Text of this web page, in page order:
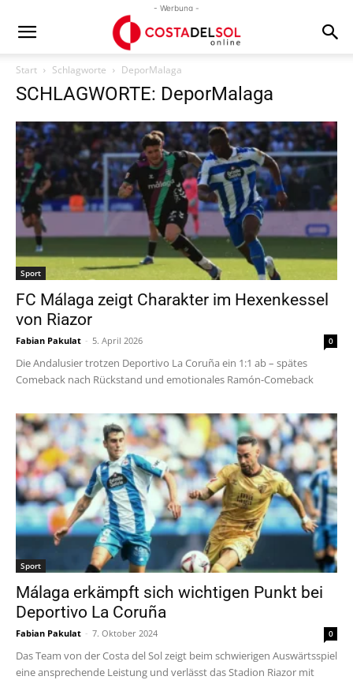
- Werbung -
Start Schlagworte DeporMalaga
SCHLAGWORTE: DeporMalaga
Sport
FC Málaga zeigt Charakter im Hexenkessel
von Riazor
Fabian Pakulat - 5. April 2026 0
Die Andalusier trotzen Deportivo La Coruña ein 1:1 ab – spätes
Comeback nach Rückstand und emotionales Ramón-Comeback
Sport
Málaga erkämpft sich wichtigen Punkt bei
Deportivo La Coruña
Fabian Pakulat - 7. Oktober 2024 0
Das Team von der Costa del Sol zeigt beim schwierigen Auswärtsspiel
eine ansprechende Leistung und verlässt das Stadion Riazor mit